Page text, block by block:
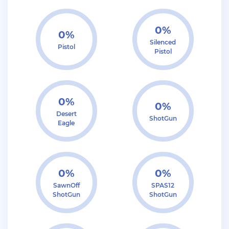
santerrosa
сообщение отсутствует
+ 10 руб 12 Июля 2026г в 15:54
evolve-rp вкусные акки, даже с днк есть - успей!
супер цены!
+ 10 руб
11 Июля 2026г в 16:55
ахахахахахахахахаахаха ухухухху на***яяяяя
ыхыхыхых
+ 4000 руб 10 Июля 2026г в 18:27
Vlad_Esidisi
0%
Pistol
0%
Silenced
Pistol
0%
Desert
Eagle
0%
ShotGun
0%
SawnOff
ShotGun
0%
SPAS12
ShotGun